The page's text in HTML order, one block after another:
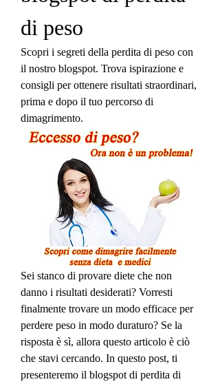
di peso
Scopri i segreti della perdita di peso con
il nostro blogspot. Trova ispirazione e
consigli per ottenere risultati straordinari,
prima e dopo il tuo percorso di
dimagrimento.
Sei stanco di provare diete che non
danno i risultati desiderati? Vorresti
finalmente trovare un modo efficace per
perdere peso in modo duraturo? Se la
risposta è sì, allora questo articolo è ciò
che stavi cercando. In questo post, ti
presenteremo il blogspot di perdita di